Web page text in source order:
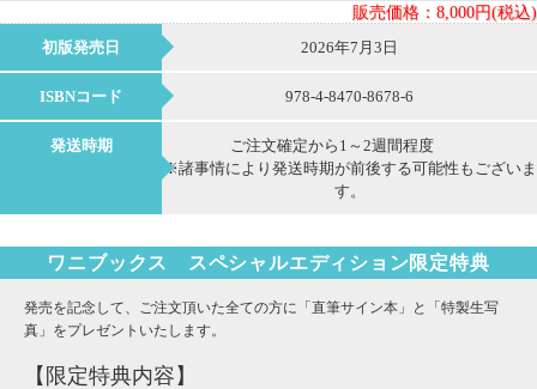
販売価格： 8,000円(税込)
初版発売日
2026年7月3日
ISBNコード 978-4-8470-8678-6
発送時期
ご注文確定から1～2週間程度
※諸事情により発送時期が前後する可能性もございま
す。
ワニブックス スペシャルエディション限定特典
発売を記念して、ご注文頂いた全ての方に「直筆サイン本」と「特製生写
真」をプレゼントいたします。
【限定特典内容】